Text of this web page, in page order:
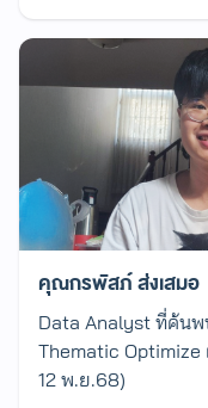
คุณกรพัสภ์ ส่งเสมอ
Data Analyst ที่ค้นพ
Thematic Optimize ผลตอบแทน +63.44% (20 ธ.ค. 65-
12 พ.ย.68)